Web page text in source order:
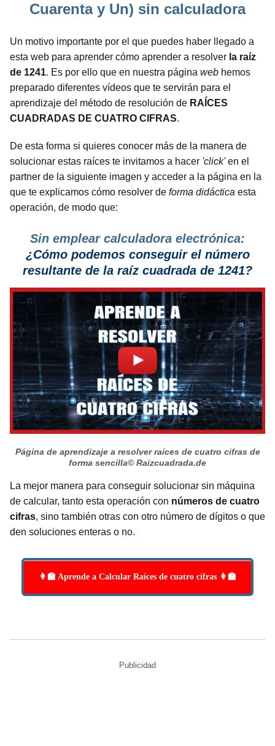
Cuarenta y Un) sin calculadora
Un motivo importante por el que puedes haber llegado a
esta web para aprender cómo aprender a resolver la raíz
de 1241. Es por ello que en nuestra página web hemos
preparado diferentes vídeos que te servirán para el
aprendizaje del método de resolución de RAÍCES
CUADRADAS DE CUATRO CIFRAS.
De esta forma si quieres conocer más de la manera de
solucionar estas raíces te invitamos a hacer 'click'en el
partner de la siguiente imagen y acceder a la página en la
que te explicamos cómo resolver de forma didáctica esta
operación, de modo que:
Sin emplear calculadora electrónica:
¿Cómo podemos conseguir el número
resultante de la raíz cuadrada de 1241?
Página de aprendizaje a resolver raíces de cuatro cifras de
forma sencilla© Raizcuadrada.de
La mejor manera para conseguir solucionar sin máquina
de calcular, tanto esta operación con números de cuatro
cifras, sino también otras con otro número de dígitos o que
den soluciones enteras o no.
👩‍🏫 Aprende a Calcular Raíces de cuatro cifras 👩‍🏫
Publicidad